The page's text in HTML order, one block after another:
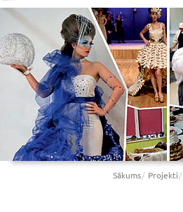
Sākums Projekti